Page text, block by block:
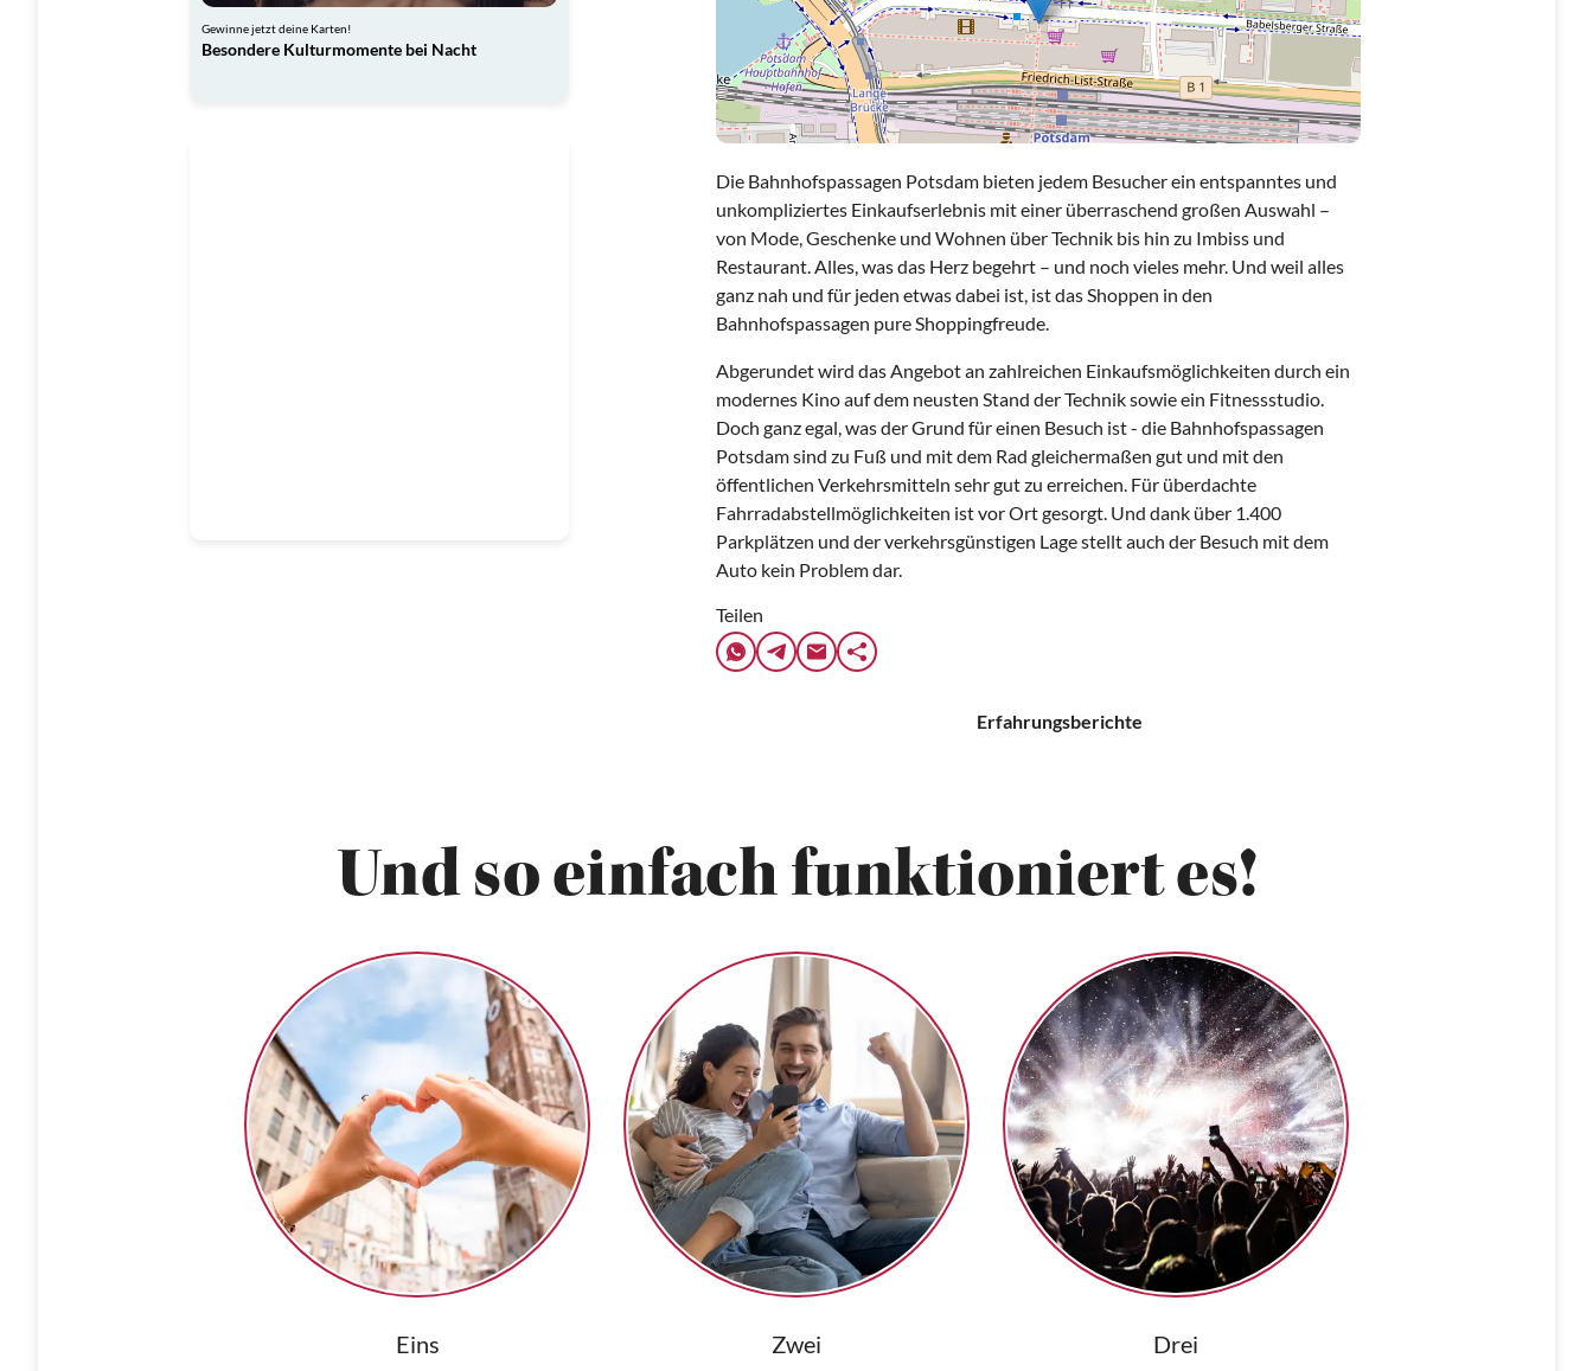
Gewinne jetzt deine Karten!
Besondere Kulturmomente bei Nacht
Die Bahnhofspassagen Potsdam bieten jedem Besucher ein entspanntes und
unkompliziertes Einkaufserlebnis mit einer überraschend großen Auswahl –
von Mode, Geschenke und Wohnen über Technik bis hin zu Imbiss und
Restaurant. Alles, was das Herz begehrt – und noch vieles mehr. Und weil alles
ganz nah und für jeden etwas dabei ist, ist das Shoppen in den
Bahnhofspassagen pure Shoppingfreude.
Abgerundet wird das Angebot an zahlreichen Einkaufsmöglichkeiten durch ein
modernes Kino auf dem neusten Stand der Technik sowie ein Fitnessstudio.
Doch ganz egal, was der Grund für einen Besuch ist - die Bahnhofspassagen
Potsdam sind zu Fuß und mit dem Rad gleichermaßen gut und mit den
öffentlichen Verkehrsmitteln sehr gut zu erreichen. Für überdachte
Fahrradabstellmöglichkeiten ist vor Ort gesorgt. Und dank über 1.400
Parkplätzen und der verkehrsgünstigen Lage stellt auch der Besuch mit dem
Auto kein Problem dar.
Teilen
Erfahrungsberichte
Und so einfach funktioniert es!
Eins Zwei Drei